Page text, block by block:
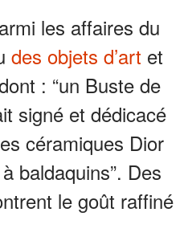
les affaires du
des objets d’art et
: “un Buste de
signé et dédicacé
céramiques Dior
baldaquins”. Des
le goût raffiné